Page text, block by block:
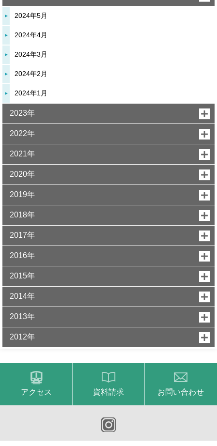
2024年5月
2024年4月
2024年3月
2024年2月
2024年1月
2023年
2022年
2021年
2020年
2019年
2018年
2017年
2016年
2015年
2014年
2013年
2012年
アクセス 資料請求 お問い合わせ